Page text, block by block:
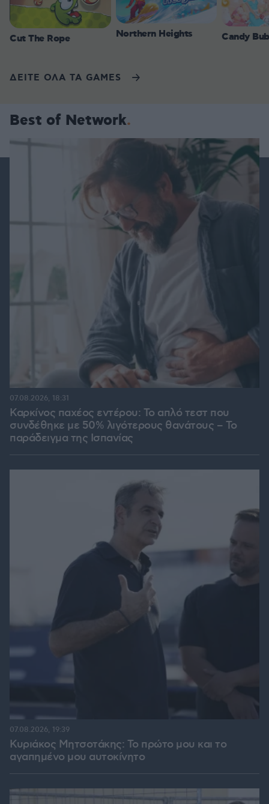
Cut The Rope Northern Heights Candy
ΔΕΙΤΕ ΟΛΑ ΤΑ GAMES
Best of Network
Καρκίνος παχέος εντέρου: Το απλό τεστ που
συνδέθηκε με 50% λιγότερους θανάτους – Το
παράδειγμα της Ισπανίας
07.08.2026, 18:31
Κυριάκος Μητσοτάκης: Το πρώτο μου και το
αγαπημένο μου αυτοκίνητο
07.08.2026, 19:39